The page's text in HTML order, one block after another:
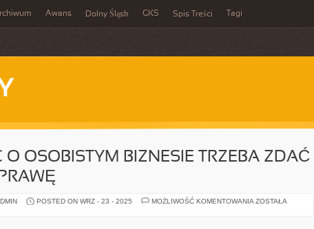
Awans Dolny Śląsk GKS Spis Treści Tagi
O OSOBISTYM BIZNESIE TRZEBA ZDAĆ
POSTED ON WRZ - 23 - 2025 MOŻLIWOŚĆ KOMENTOWANIA MYŚLĄC
ZOSTAŁA